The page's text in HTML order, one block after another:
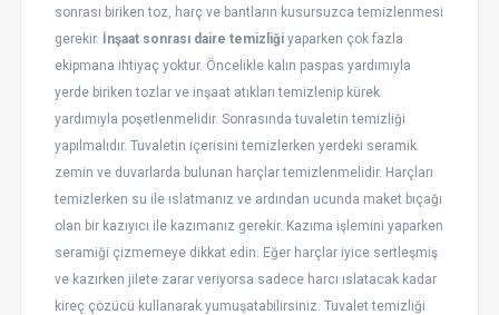
sonrası biriken toz, harç ve bantların kusursuzca temizlenmesi
gerekir. İnşaat sonrası daire temizliği yaparken çok fazla
ekipmana ihtiyaç yoktur. Öncelikle kalın paspas yardımıyla
yerde biriken tozlar ve inşaat atıkları temizlenip kürek
yardımıyla poşetlenmelidir. Sonrasında tuvaletin temizliği
yapılmalıdır. Tuvaletin içerisini temizlerken yerdeki seramik
zemin ve duvarlarda bulunan harçlar temizlenmelidir. Harçları
temizlerken su ile ıslatmanız ve ardından ucunda maket bıçağı
olan bir kazıyıcı ile kazımanız gerekir. Kazıma işlemini yaparken
seramiği çizmemeye dikkat edin. Eğer harçlar iyice sertleşmiş
ve kazırken jilete zarar veriyorsa sadece harcı ıslatacak kadar
kireç çözücü kullanarak yumuşatabilirsiniz. Tuvalet temizliği